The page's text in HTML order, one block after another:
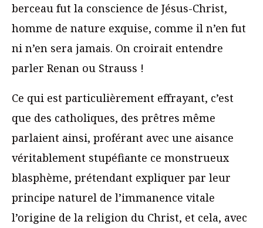
berceau fut la conscience de Jésus-Christ,
homme de nature exquise, comme il n’en fut
ni n’en sera jamais. On croirait entendre
parler Renan ou Strauss !
Ce qui est particulièrement effrayant, c’est
que des catholiques, des prêtres même
parlaient ainsi, proférant avec une aisance
véritablement stupéfiante ce monstrueux
blasphème, prétendant expliquer par leur
principe naturel de l’immanence vitale
l’origine de la religion du Christ, et cela, avec